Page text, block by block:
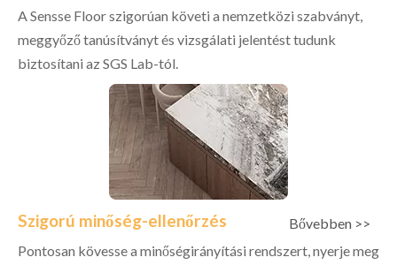
A Sensse Floor szigorúan követi a nemzetközi szabványt,
meggyőző tanúsítványt és vizsgálati jelentést tudunk
biztosítani az SGS Lab-tól.
Szigorú minőség-ellenőrzés
Bővebben >>
Pontosan kövesse a minőségirányítási rendszert, nyerje meg